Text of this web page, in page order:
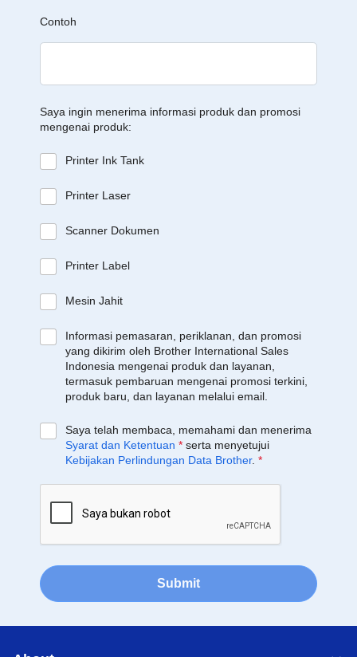
Contoh
Saya ingin menerima informasi produk dan promosi
mengenai produk:
Printer Ink Tank
Printer Laser
Scanner Dokumen
Printer Label
Mesin Jahit
Informasi pemasaran, periklanan, dan promosi
yang dikirim oleh Brother International Sales
Indonesia mengenai produk dan layanan,
termasuk pembaruan mengenai promosi terkini,
produk baru, dan layanan melalui email.
Saya telah membaca, memahami dan menerima
Syarat dan Ketentuan * serta menyetujui
Kebijakan Perlindungan Data Brother. *
Submit